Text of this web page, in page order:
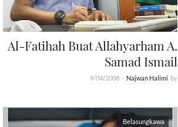
Al-Fatihah Buat Allahyarham A.
Samad Ismail
by
Najwan Halimi
-
9/04/2008
Belasungkawa